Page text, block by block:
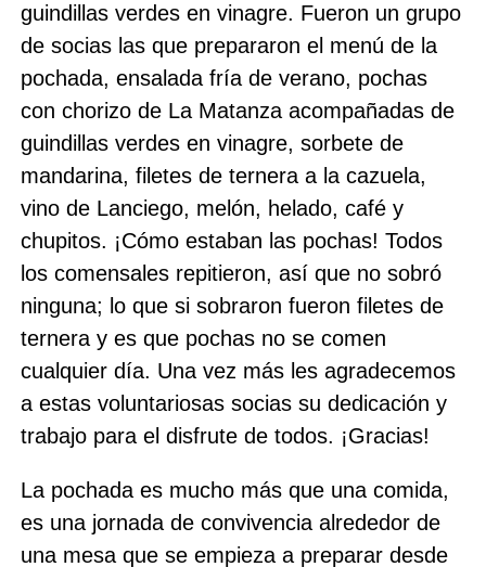
guindillas verdes en vinagre. Fueron un grupo
de socias las que prepararon el menú de la
pochada, ensalada fría de verano, pochas
con chorizo de La Matanza acompañadas de
guindillas verdes en vinagre, sorbete de
mandarina, filetes de ternera a la cazuela,
vino de Lanciego, melón, helado, café y
chupitos. ¡Cómo estaban las pochas! Todos
los comensales repitieron, así que no sobró
ninguna; lo que si sobraron fueron filetes de
ternera y es que pochas no se comen
cualquier día. Una vez más les agradecemos
a estas voluntariosas socias su dedicación y
trabajo para el disfrute de todos. ¡Gracias!
La pochada es mucho más que una comida,
es una jornada de convivencia alrededor de
una mesa que se empieza a preparar desde